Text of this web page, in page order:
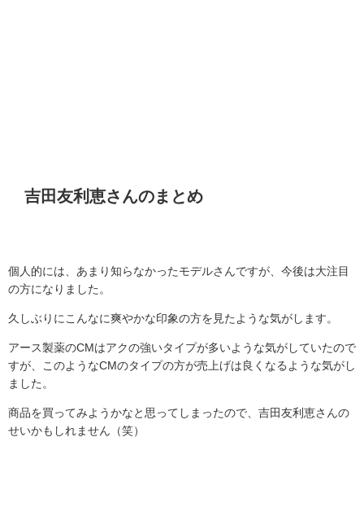
吉田友利恵さんのまとめ
個人的には、あまり知らなかったモデルさんですが、今後は大注目
の方になりました。
久しぶりにこんなに爽やかな印象の方を見たような気がします。
アース製薬のCMはアクの強いタイプが多いような気がしていたので
すが、このようなCMのタイプの方が売上げは良くなるような気がし
ました。
商品を買ってみようかなと思ってしまったので、吉田友利恵さんの
せいかもしれません（笑）